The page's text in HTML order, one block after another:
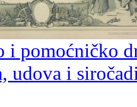
i pomoćničko
udova i